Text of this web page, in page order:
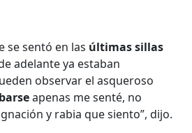
se sentó en las últimas sillas
adelante ya estaban
observar el asqueroso
apenas me senté, no
y rabia que siento”, dijo.